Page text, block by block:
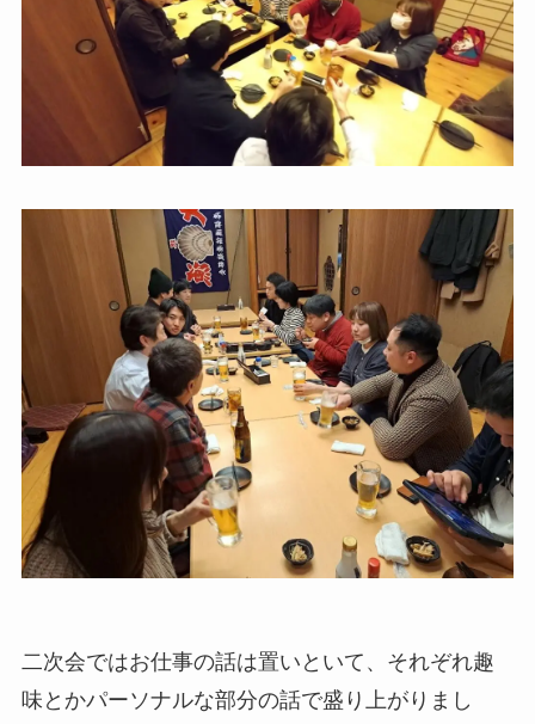
二次会ではお仕事の話は置いといて、それぞれ趣
味とかパーソナルな部分の話で盛り上がりまし